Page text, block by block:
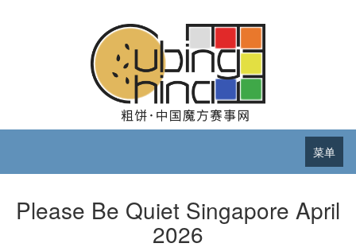
菜单
Please Be Quiet Singapore April
2026